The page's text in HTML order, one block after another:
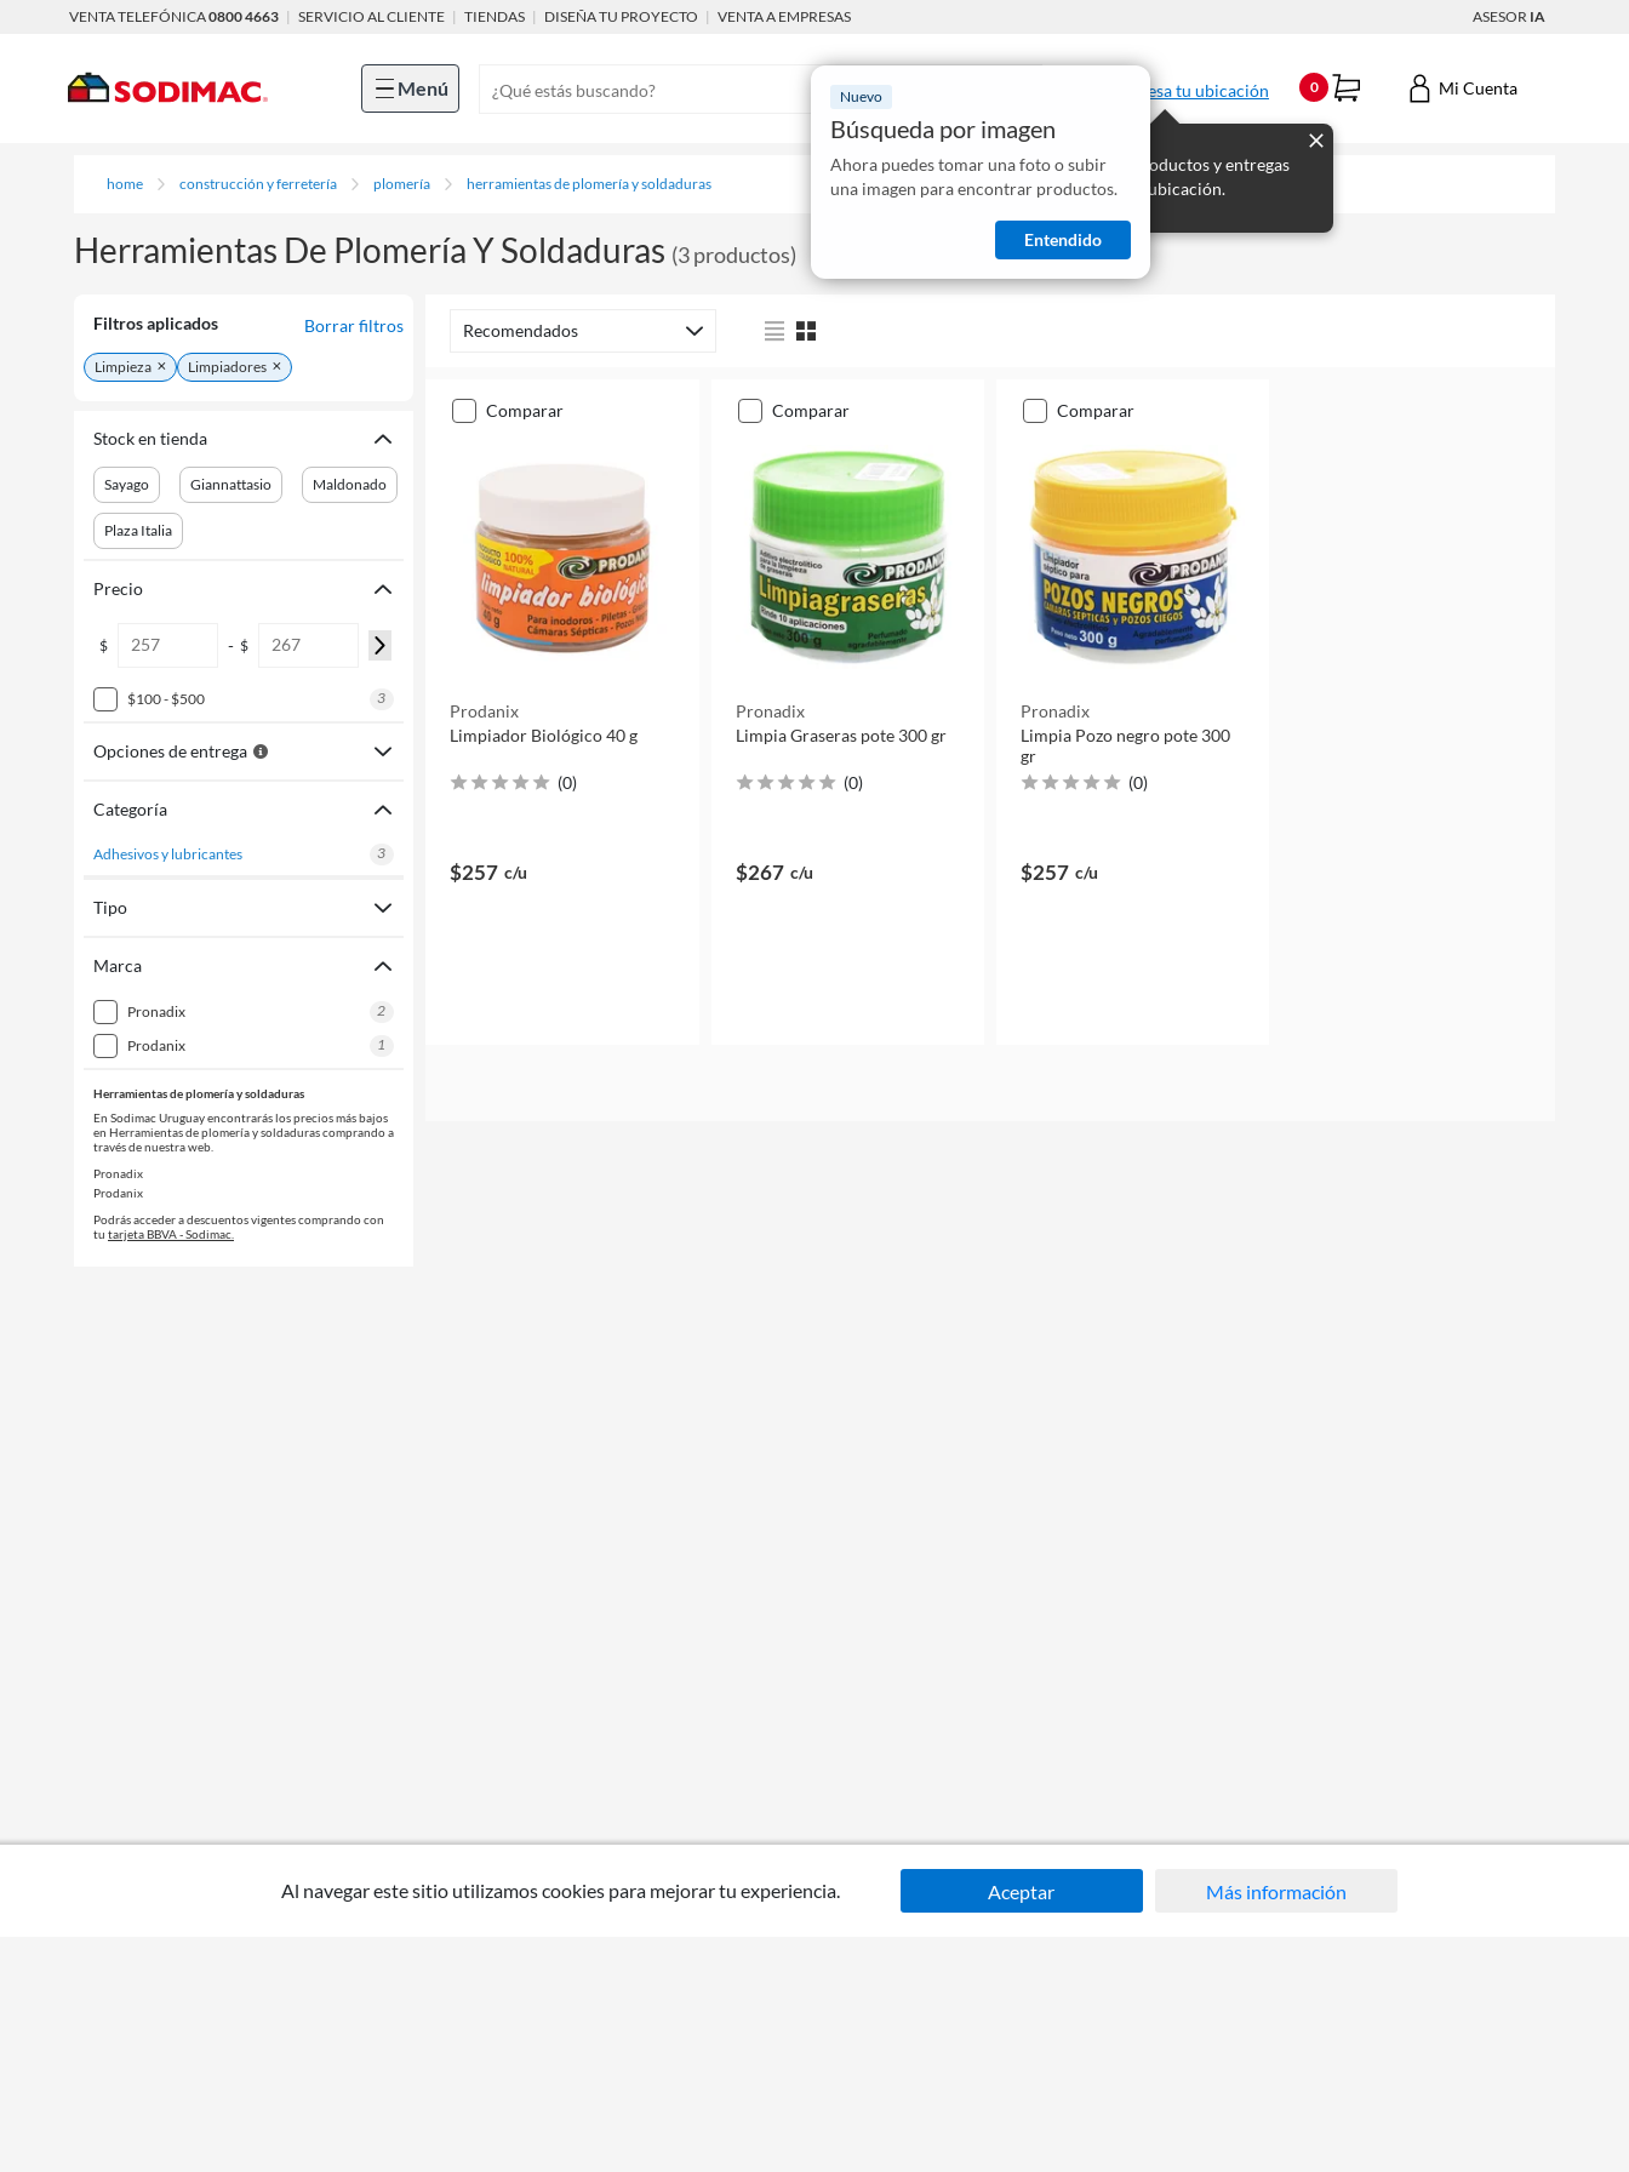
VENTA TELEFÓNICA0800 4663 | SERVICIO AL CLIENTE | TIENDAS | DISEÑA TU PROYECTO | VENTA A EMPRESAS ASESOR IA
Menú Nuevo
Búsqueda por imagen
Ahora puedes tomar una foto o subir
una imagen para encontrar productos.
Entendido
Ingresa tu ubicación
Mostraremos los productos y entregas
disponibles para tu ubicación.
0 Mi Cuenta
home construcción y ferretería plomería herramientas de plomería y soldaduras
Herramientas De Plomería Y Soldaduras (3productos)
Filtros aplicados Borrar filtros
Limpieza Limpiadores
Stock en tienda
Sayago Giannattasio Maldonado
Plaza Italia
Precio
$ - $
$100 - $500 3
Opciones de entrega
Categoría
adhesivos y lubricantes 3
Tipo
Marca
pronadix
2
prodanix
1
Herramientas de plomería y soldaduras
En Sodimac Uruguay encontrarás los precios más bajos
en Herramientas de plomería y soldaduras comprando a
través de nuestra web.
Pronadix
Prodanix
Podrás acceder a descuentos vigentes comprando con
tu tarjeta BBVA - Sodimac.
Recomendados
comparar
Prodanix
Limpiador Biológico 40 g
(0)
$257 c/u
comparar
Pronadix
Limpia Graseras pote 300 gr
(0)
$267 c/u
comparar
Pronadix
Limpia Pozo negro pote 300
gr
(0)
$257 c/u
Al navegar este sitio utilizamos cookies para mejorar tu experiencia. Aceptar Más información